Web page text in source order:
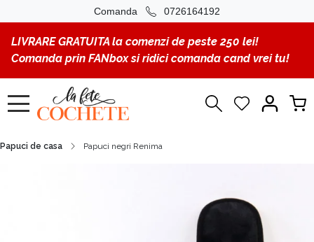
Comanda 0726164192
LIVRARE GRATUITA la comenzi de peste 250 lei!
Comanda prin FANbox si ridici comanda cand vrei tu!
Papuci de casa Papuci negri Renima